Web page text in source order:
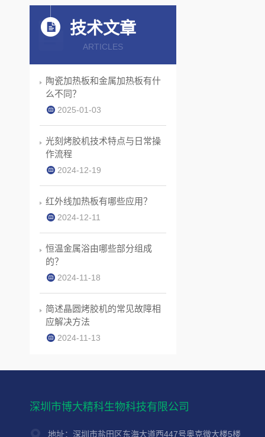
技术文章
ARTICLES
陶瓷加热板和金属加热板有什
么不同？
2025-01-03
光刻烤胶机技术特点与日常操
作流程
2024-12-19
红外线加热板有哪些应用？
2024-12-11
恒温金属浴由哪些部分组成
的？
2024-11-18
简述晶圆烤胶机的常见故障相
应解决方法
2024-11-13
深圳市博大精科生物科技有限公司
地址：深圳市盐田区东海大道西447号奥克微大楼5楼